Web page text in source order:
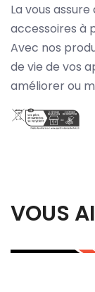
La vous
accessoires à
Avec nos
de vie de vos
améliorer ou
VOUS